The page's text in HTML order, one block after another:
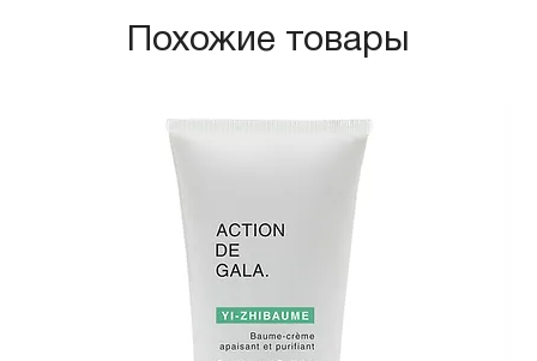
Похожие товары